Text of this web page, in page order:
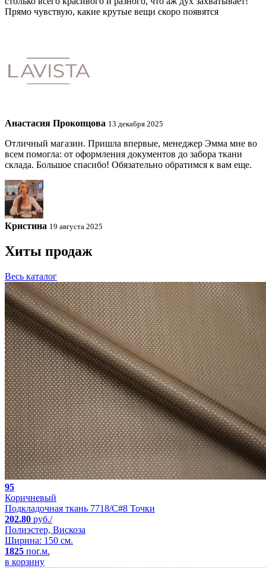
Прямо чувствую, какие крутые вещи скоро появятся
Анастасия Прокопцова 13 декабря 2025
Отличный магазин. Пришла впервые, менеджер Эмма мне во
всем помогла: от оформления документов до забора ткани
склада. Большое спасибо! Обязательно обратимся к вам еще.
Кристина 19 августа 2025
Хиты продаж
Весь каталог
95
Коричневый
Подкладочная ткань 7718/C#8 Точки
202.80 руб./
Полиэстер, Вискоза
Ширина: 150 см.
1825 пог.м.
в корзину